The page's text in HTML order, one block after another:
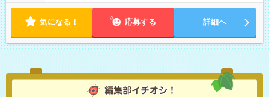
気になる！ 応募する 詳細へ